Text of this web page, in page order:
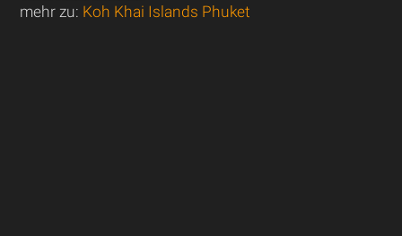
mehr zu: Koh Khai Islands Phuket